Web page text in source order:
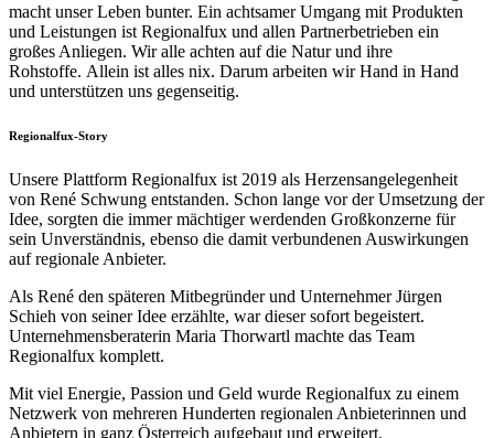
macht unser Leben bunter. Ein achtsamer Umgang mit Produkten
und Leistungen ist Regionalfux und allen Partnerbetrieben ein
großes Anliegen. Wir alle achten auf die Natur und ihre
Rohstoffe. Allein ist alles nix. Darum arbeiten wir Hand in Hand
und unterstützen uns gegenseitig.
Regionalfux-Story
Unsere Plattform Regionalfux ist 2019 als Herzensangelegenheit
von René Schwung entstanden. Schon lange vor der Umsetzung der
Idee, sorgten die immer mächtiger werdenden Großkonzerne für
sein Unverständnis, ebenso die damit verbundenen Auswirkungen
auf regionale Anbieter.
Als René den späteren Mitbegründer und Unternehmer Jürgen
Schieh von seiner Idee erzählte, war dieser sofort begeistert.
Unternehmensberaterin Maria Thorwartl machte das Team
Regionalfux komplett.
Mit viel Energie, Passion und Geld wurde Regionalfux zu einem
Netzwerk von mehreren Hunderten regionalen Anbieterinnen und
Anbietern in ganz Österreich aufgebaut und erweitert.